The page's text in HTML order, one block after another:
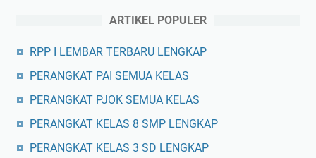
ARTIKEL POPULER
RPP I LEMBAR TERBARU LENGKAP
PERANGKAT PAI SEMUA KELAS
PERANGKAT PJOK SEMUA KELAS
PERANGKAT KELAS 8 SMP LENGKAP
PERANGKAT KELAS 3 SD LENGKAP